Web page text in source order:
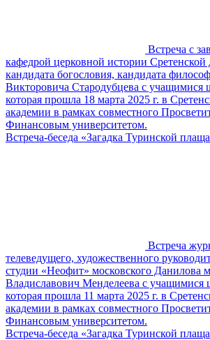
Встреча с
кафедрой церковной истории Сретенской
кандидата богословия, кандидата
Викторовича Стародубцева с учащимися
которая прошла 18 марта 2025 г. в
академии в рамках совместного
Финансовым университетом.
Встреча-беседа «Загадка Туринской
Встреча
телеведущего, художественного
студии «Неофит» московского Данилова
Владиславович Менделеева с учащимися
которая прошла 11 марта 2025 г. в
академии в рамках совместного
Финансовым университетом.
Встреча-беседа «Загадка Туринской